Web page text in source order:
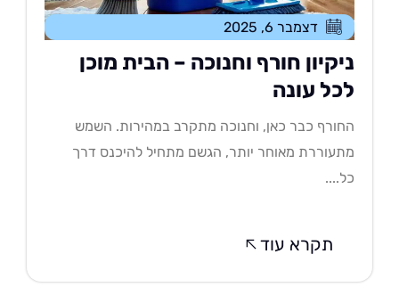
דצמבר 6, 2025
חורף וחנוכה – הבית מוכן
עונה
כבר כאן, וחנוכה מתקרב במהירות. השמש
מאוחר יותר, הגשם מתחיל להיכנס דרך
תקרא עוד